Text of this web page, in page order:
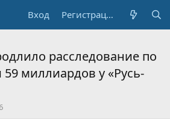
Вход Регистрация
расследование по
миллиардов у «Русь-